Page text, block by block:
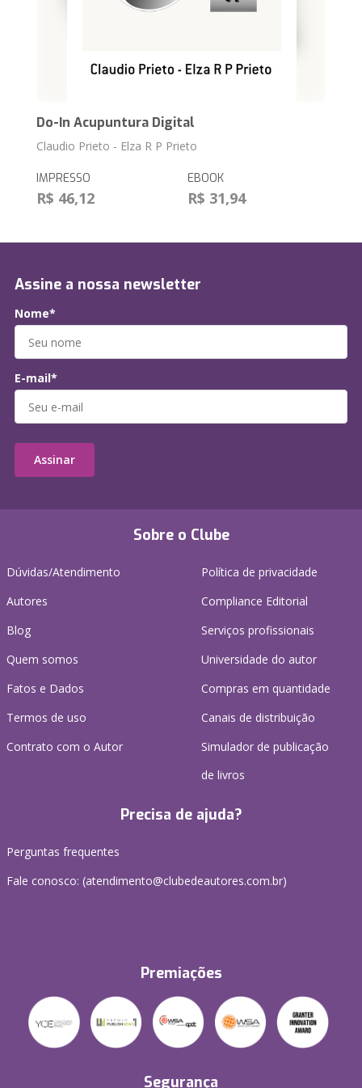
Do-In Acupuntura Digital
Claudio Prieto - Elza R P Prieto
IMPRESSO
R$ 46,12
EBOOK
R$ 31,94
Sobre o Clube
Dúvidas/Atendimento
Autores
Blog
Quem somos
Fatos e Dados
Termos de uso
Contrato com o Autor
Política de privacidade
Compliance Editorial
Serviços profissionais
Universidade do autor
Compras em quantidade
Canais de distribuição
Simulador de publicação
de livros
Precisa de ajuda?
Perguntas frequentes
Fale conosco: (atendimento@clubedeautores.com.br)
Premiações
Segurança
Assine a nossa newsletter
Nome*
E-mail*
Assinar